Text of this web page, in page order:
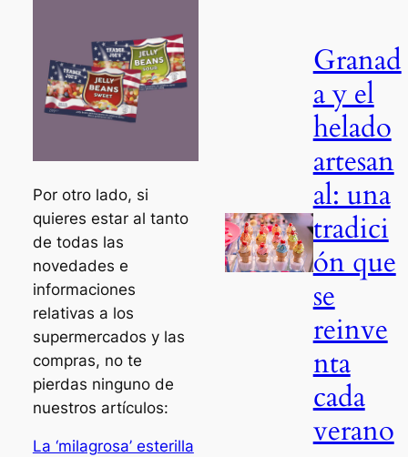
Por otro lado, si
quieres estar al tanto
de todas las
novedades e
informaciones
relativas a los
supermercados y las
compras, no te
pierdas ninguno de
nuestros artículos:
La ‘milagrosa’ esterilla
Granad
a y el
helado
artesan
al: una
tradici
ón que
se
reinve
nta
cada
verano